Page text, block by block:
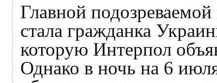
Главной
стала гражданка
которую Интерпол
Однако в ночь на 6